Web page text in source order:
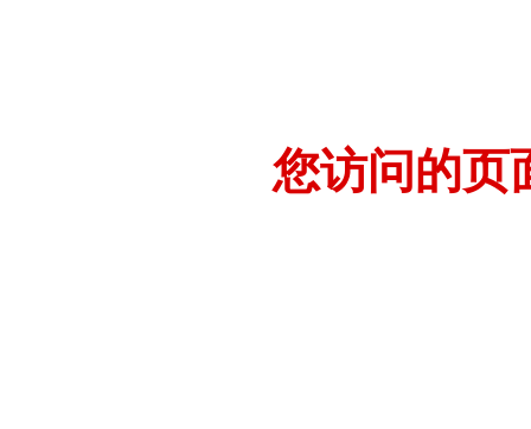
您访问的页